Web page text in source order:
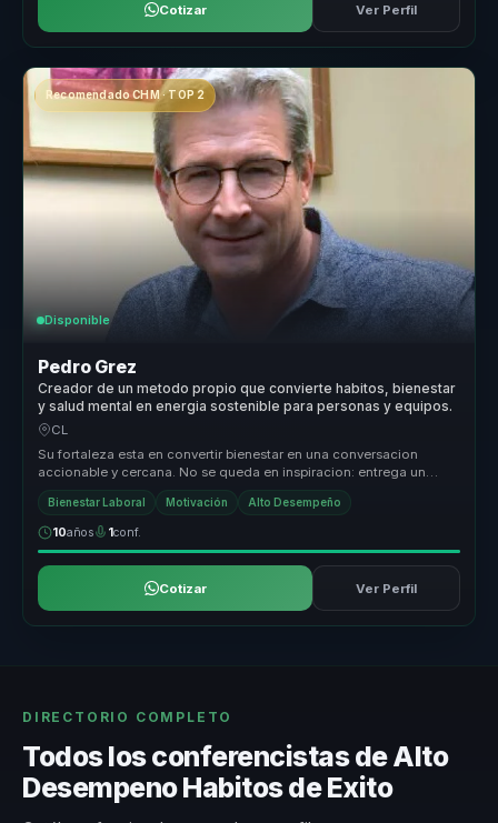
Cotizar Ver Perfil
Recomendado CHM · TOP 2
Disponible
Pedro Grez
Creador de un metodo propio que convierte habitos, bienestar
y salud mental en energia sostenible para personas y equipos.
CL
Su fortaleza esta en convertir bienestar en una conversacion
accionable y cercana. No se queda en inspiracion: entrega un
marco comprensi...
Bienestar Laboral Motivación Alto Desempeño
10años 1conf.
Cotizar Ver Perfil
DIRECTORIO COMPLETO
Todos los conferencistas de Alto
Desempeno Habitos de Exito